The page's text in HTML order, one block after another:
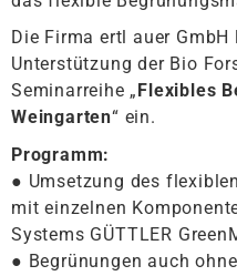
Die Firma ertl auer
Unterstützung der Bio
Seminarreihe „ Flexibles
Weingarten“ ein.
Programm:
● Umsetzung des
mit einzelnen
Systems GÜTTLER
● Begrünungen auch